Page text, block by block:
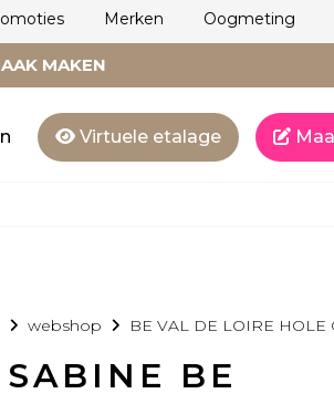
Merken Oogmeting
MAKEN
Virtuele etalage
webshop BE VAL DE LOIRE HOLE
SABINE BE